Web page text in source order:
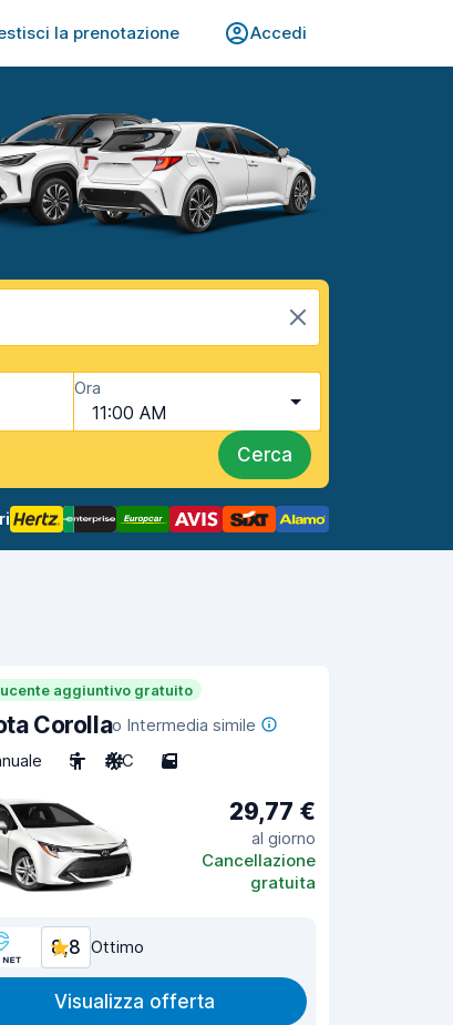
la prenotazione Accedi
Ora
11:00 AM
Cerca
aggiuntivo gratuito
Corollao Intermedia simile
5 A/C 5
29,77 €
al giorno
Cancellazione
gratuita
8,8 Ottimo
Visualizza offerta